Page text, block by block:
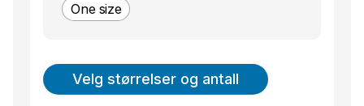
One size
Velg størrelser og antall